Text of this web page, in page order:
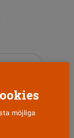
möjliga